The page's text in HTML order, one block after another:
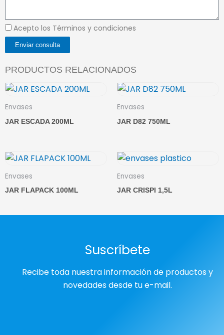
Acepto los Términos y condiciones
Enviar consulta
PRODUCTOS RELACIONADOS
Envases
JAR ESCADA 200ML
Envases
JAR D82 750ML
Envases
JAR FLAPACK 100ML
Envases
JAR CRISPI 1,5L
Suscríbete
Recibe toda nuestra información de productos y
novedades desde tu e-mail.